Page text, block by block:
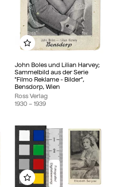
John Boles und Lilian Harvey;
Sammelbild aus der Serie
"Filmo Reklame - Bilder",
Bensdorp, Wien
Ross Verlag
1930 – 1939
Add to my album
Add to my album